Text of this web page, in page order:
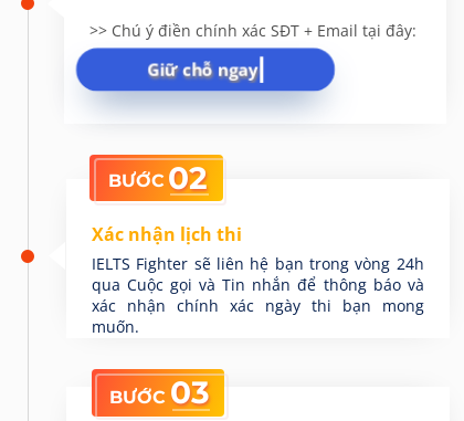
IELTS Fighter sẽ liên hệ bạn trong vòng 24h
qua Cuộc gọi và Tin nhắn để thông báo và
xác nhận chính xác ngày thi bạn mong
muốn.
Xác nhận lịch thi
02
BƯỚC
03
BƯỚC
>> Chú ý điền chính xác SĐT + Email tại đây:
Giữ chỗ ngay